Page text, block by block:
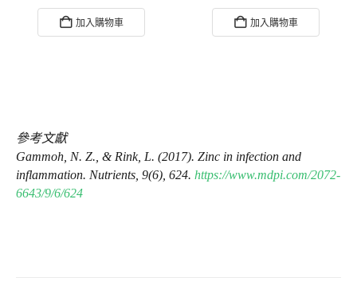
加入購物車 加入購物車
參考文獻
Gammoh, N. Z., & Rink, L. (2017). Zinc in infection and
inflammation. Nutrients, 9(6), 624. https://www.mdpi.com/2072-
6643/9/6/624